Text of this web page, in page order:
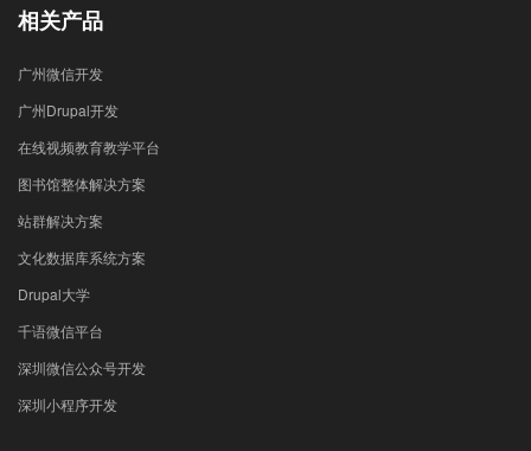
相关产品
广州微信开发
广州Drupal开发
在线视频教育教学平台
图书馆整体解决方案
站群解决方案
文化数据库系统方案
Drupal大学
千语微信平台
深圳微信公众号开发
深圳小程序开发